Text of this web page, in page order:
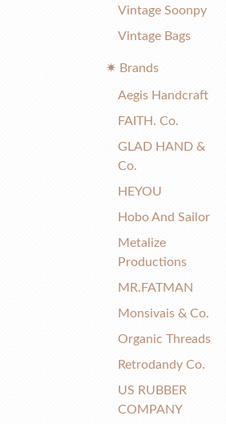
Vintage Soonpy
Vintage Bags
✷ Brands
Aegis Handcraft
FAITH. Co.
GLAD HAND &
Co.
HEYOU
Hobo And Sailor
Metalize
Productions
MR.FATMAN
Monsivais & Co.
Organic Threads
Retrodandy Co.
US RUBBER
COMPANY